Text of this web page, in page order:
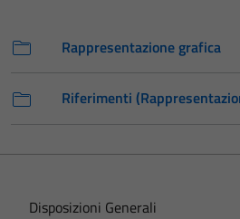
Rappresentazione grafica
Riferimenti
Disposizioni Generali